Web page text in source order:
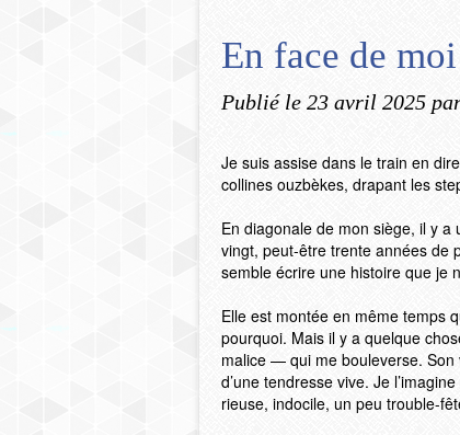
En face de moi
Publié le 23 avril 2025
Je suis assise dans le train en
collines ouzbèkes, drapant les
En diagonale de mon siège, il y a
vingt, peut-être trente années de
semble écrire une histoire que je
Elle est montée en même temps
pourquoi. Mais il y a quelque
malice — qui me bouleverse. Son
d’une tendresse vive. Je
rieuse, indocile, un peu trouble-